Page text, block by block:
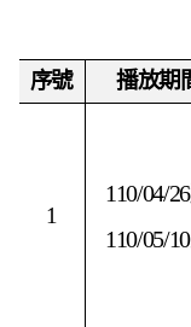
序號 播放期
1
110/04/26
110/05/10